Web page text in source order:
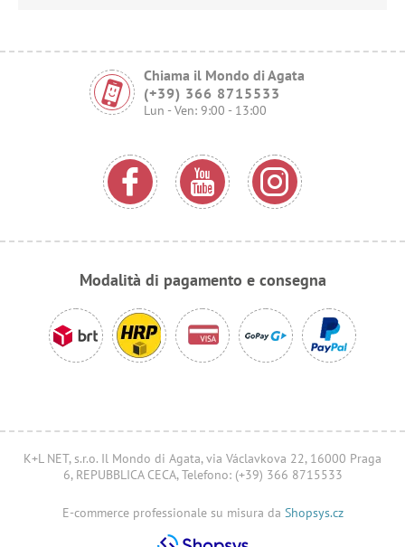
Chiama il Mondo di Agata
(+39) 366 8715533
Lun - Ven: 9:00 - 13:00
Modalità di pagamento e consegna
K+L NET, s.r.o. Il Mondo di Agata, via Václavkova 22, 16000 Praga
6, REPUBBLICA CECA, Telefono: (+39) 366 8715533
E-commerce professionale su misura da Shopsys.cz